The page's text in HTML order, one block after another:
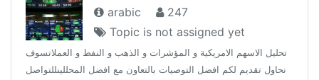
arabic
247
Topic is not assigned yet
تحليل الاسهم الامريكية و المؤشرات و الذهب و النفط و العملاتسوف
نحاول تقديم لكم افضل التوصيات بالتعاون مع افضل المحللينللتواصل